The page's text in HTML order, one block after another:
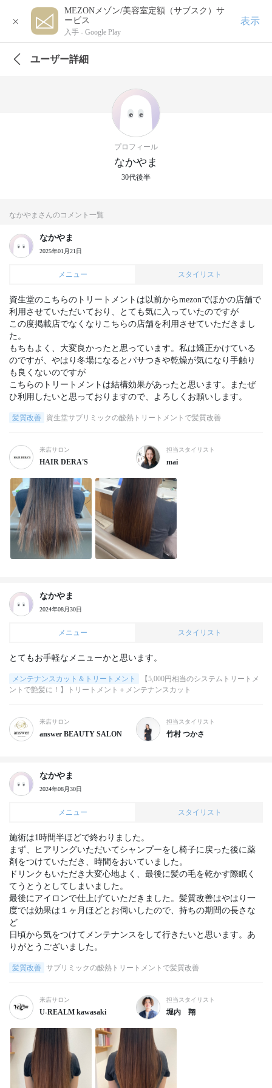
×
MEZONメゾン/美容室定額（サブスク）サ
ービス
入手 - Google Play
表示
ユーザー詳細
プロフィール
なかやま
30代後半
なかやまさんのコメント一覧
なかやま
2025年01月21日
メニュー スタイリスト
資生堂のこちらのトリートメントは以前からmezonでほかの店舗で
利用させていただいており、とても気に入っていたのですが
この度掲載店でなくなりこちらの店舗を利用させていただきまし
た。
もちもよく、大変良かったと思っています。私は矯正かけている
のですが、やはり冬場になるとパサつきや乾燥が気になり手触り
も良くないのですが
こちらのトリートメントは結構効果があったと思います。またぜ
髪質改善 資生堂サブリミックの酸熱トリートメントで髪質改善
来店サロン
HAIR DERA'S
担当スタイリスト
mai
なかやま
2024年08月30日
メニュー スタイリスト
とてもお手軽なメニューかと思います。
メンテナンスカット＆トリートメント
【5,000円相当のシステムトリートメ
ントで艶髪に！】トリートメント＋メンテナンスカット
来店サロン
answer BEAUTY SALON
担当スタイリスト
竹村 つかさ
なかやま
2024年08月30日
メニュー スタイリスト
施術は1時間半ほどで終わりました。
まず、ヒアリングいただいてシャンプーをし椅子に戻った後に薬
剤をつけていただき、時間をおいていました。
ドリンクもいただき大変心地よく、最後に髪の毛を乾かす際眠く
てうとうとしてしまいました。
最後にアイロンで仕上げていただきました。髪質改善はやはり一
度では効果は１ヶ月ほどとお伺いしたので、持ちの期間の長さな
ど
日頃から気をつけてメンテナンスをして行きたいと思います。あ
りがとうございました。
髪質改善 サブリミックの酸熱トリートメントで髪質改善
来店サロン
U-REALM kawasaki
担当スタイリスト
堀内 翔